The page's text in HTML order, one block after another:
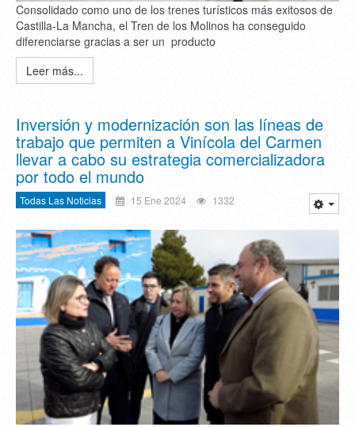
Consolidado como uno de los trenes turísticos más exitosos de
Castilla-La Mancha, el Tren de los Molinos ha conseguido
diferenciarse gracias a ser un producto
Leer más...
Inversión y modernización son las líneas de
trabajo que permiten a Vinícola del Carmen
llevar a cabo su estrategia comercializadora
por todo el mundo
Todas Las Noticias 15 Ene 2024 1332